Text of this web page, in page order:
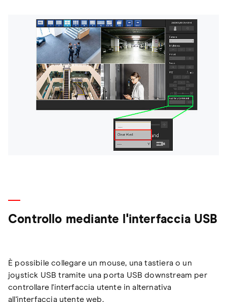
Controllo mediante l'interfaccia USB
È possibile collegare un mouse, una tastiera o un
joystick USB tramite una porta USB downstream per
controllare l'interfaccia utente in alternativa
all'interfaccia utente web.